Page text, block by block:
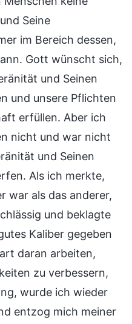
Seine
im Bereich dessen,
Gott wünscht sich,
und Seinen
und unsere Pflichten
erfüllen. Aber ich
nicht und war nicht
und Seinen
Als ich merkte,
war als das anderer,
und beklagte
Kaliber gegeben
daran arbeiten,
zu verbessern,
wurde ich wieder
entzog mich meiner